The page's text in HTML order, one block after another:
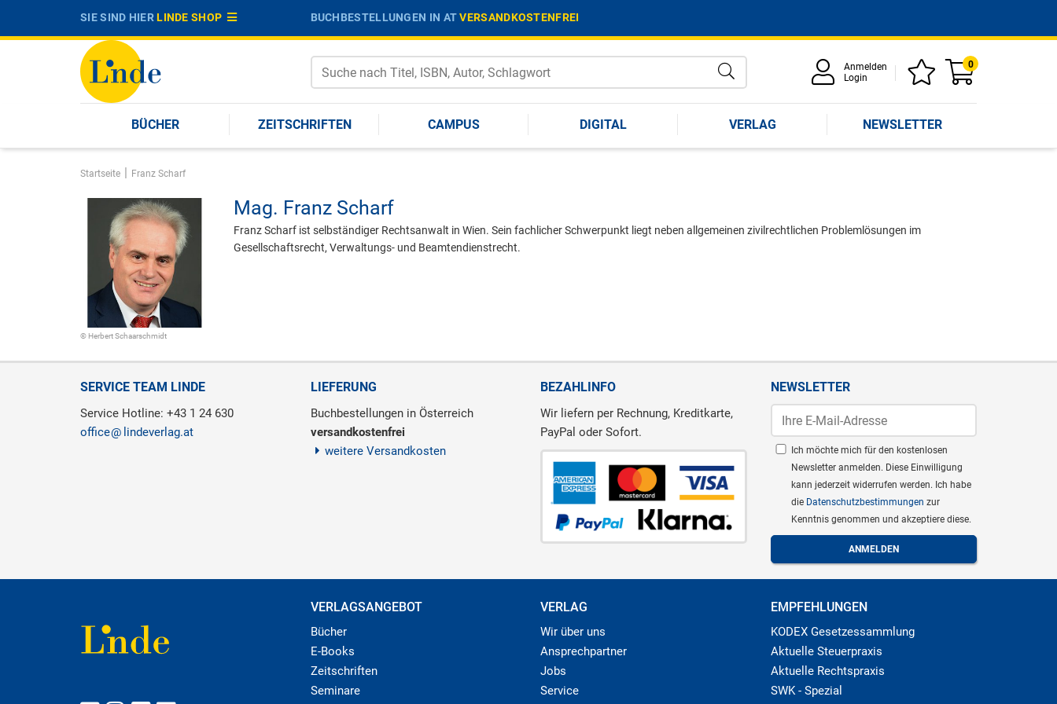
SIE SIND HIERLINDE SHOP BUCHBESTELLUNGEN IN ATVERSANDKOSTENFREI
Anmelden
Login
0
BÜCHER ZEITSCHRIFTEN CAMPUS DIGITAL VERLAG NEWSLETTER
Startseite | Franz Scharf
© Herbert Schaarschmidt
Mag. Franz Scharf
Franz Scharf ist selbständiger Rechtsanwalt in Wien. Sein fachlicher Schwerpunkt liegt neben allgemeinen zivilrechtlichen Problemlösungen im
Gesellschaftsrecht, Verwaltungs- und Beamtendienstrecht.
SERVICE TEAM LINDE
Service Hotline: +43 1 24 630
office
lindeverlag.at
LIEFERUNG
Buchbestellungen in Österreich
versandkostenfrei
weitere Versandkosten
BEZAHLINFO
Wir liefern per Rechnung, Kreditkarte,
PayPal oder Sofort.
NEWSLETTER
Ich möchte mich für den kostenlosen
Newsletter anmelden. Diese Einwilligung
kann jederzeit widerrufen werden. Ich habe
die Datenschutzbestimmungen zur
Kenntnis genommen und akzeptiere diese.
VERLAGSANGEBOT
Bücher
E-Books
Zeitschriften
Seminare
VERLAG
Wir über uns
Ansprechpartner
Jobs
Service
EMPFEHLUNGEN
KODEX Gesetzessammlung
Aktuelle Steuerpraxis
Aktuelle Rechtspraxis
SWK - Spezial